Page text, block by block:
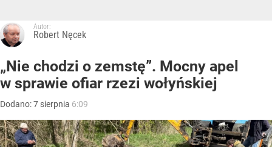
Autor:
Robert Nęcek
„Nie chodzi o zemstę”. Mocny apel
w sprawie ofiar rzezi wołyńskiej
Dodano:7 sierpnia 6:09